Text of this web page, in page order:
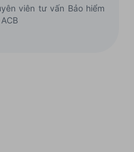
viên tư vấn Bảo hiểm